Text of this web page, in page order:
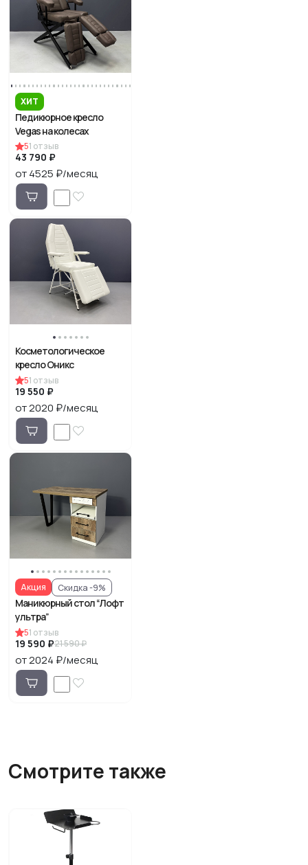
ХИТ
Педикюрное кресло
Vegas на колесах
51 отзыв
43 790 ₽
от 4525 ₽/месяц
Косметологическое
кресло Оникс
51 отзыв
19 550 ₽
от 2020 ₽/месяц
Акция Скидка -9%
Маникюрный стол “Лофт
ультра”
51 отзыв
19 590 ₽21 590 ₽
от 2024 ₽/месяц
Смотрите также